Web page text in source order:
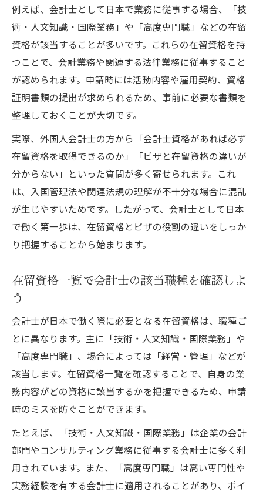
会計士試験に在留資格が必要な理由を解説
外国人も受験できる会計士試験の背景
国籍制限がない会計士試験の最新事情
在留資格と日本人の場合の試験要件の違い
会計士試験で在留資格を活かす方法
法律・会計業務で必要な在留資格とは何か
法律・会計業務に特化した在留資格の特徴
在留資格でカバーされる会計士の職種一覧
経営管理要件と会計士実務の関わり方
在留資格選択時の業務範囲と申請注意点
法律・会計業務で求められる在留資格の要
点
資格登録後に押さえるべき在留資格申請のコツ
ント
在留資格更新のタイミングと手続きの流れ
会計士が知っておくべき申請時の経営管理
要件
在留資格選択で迷う会計士が確認すべき条件
会計士の業務内容に応じた在留資格選び
在留資格と日本人の場合の選択基準比較
在留資格一覧pdfを使った条件整理の方法
経営管理要件と会計士の適合性を検証
例えば、会計士として日本で業務に従事する場合、「技
術・人文知識・国際業務」や「高度専門職」などの在留
資格が該当することが多いです。これらの在留資格を持
つことで、会計業務や関連する法律業務に従事すること
が認められます。申請時には活動内容や雇用契約、資格
証明書類の提出が求められるため、事前に必要な書類を
整理しておくことが大切です。
実際、外国人会計士の方から「会計士資格があれば必ず
在留資格を取得できるのか」「ビザと在留資格の違いが
分からない」といった質問が多く寄せられます。これ
は、入国管理法や関連法規の理解が不十分な場合に混乱
が生じやすいためです。したがって、会計士として日本
で働く第一歩は、在留資格とビザの役割の違いをしっか
り把握することから始まります。
在留資格一覧で会計士の該当職種を確認しよ
う
会計士が日本で働く際に必要となる在留資格は、職種ご
とに異なります。主に「技術・人文知識・国際業務」や
「高度専門職」、場合によっては「経営・管理」などが
該当します。在留資格一覧を確認することで、自身の業
務内容がどの資格に該当するかを把握できるため、申請
時のミスを防ぐことができます。
たとえば、「技術・人文知識・国際業務」は企業の会計
部門やコンサルティング業務に従事する会計士に多く利
用されています。また、「高度専門職」は高い専門性や
実務経験を有する会計士に適用されることがあり、ポイ